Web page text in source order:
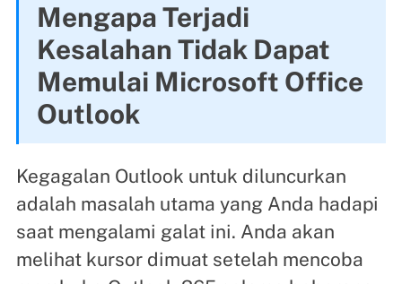
Mengapa Terjadi
Kesalahan Tidak Dapat
Memulai Microsoft Office
Outlook
Kegagalan Outlook untuk diluncurkan
adalah masalah utama yang Anda hadapi
saat mengalami galat ini. Anda akan
melihat kursor dimuat setelah mencoba